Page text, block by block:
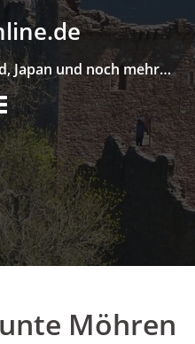
Japan und noch mehr…
Möhren